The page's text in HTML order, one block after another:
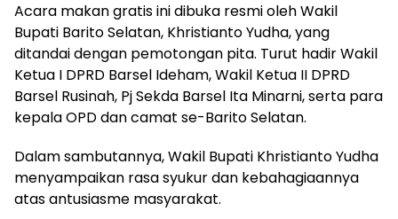
Acara makan gratis ini dibuka resmi oleh Wakil
Bupati Barito Selatan, Khristianto Yudha, yang
ditandai dengan pemotongan pita. Turut hadir Wakil
Ketua I DPRD Barsel Ideham, Wakil Ketua II DPRD
Barsel Rusinah, Pj Sekda Barsel Ita Minarni, serta para
kepala OPD dan camat se-Barito Selatan.
Dalam sambutannya, Wakil Bupati Khristianto Yudha
menyampaikan rasa syukur dan kebahagiaannya
atas antusiasme masyarakat.